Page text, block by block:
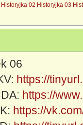
Historyjka 02 Historyjka 03
06
https://
https://
https://